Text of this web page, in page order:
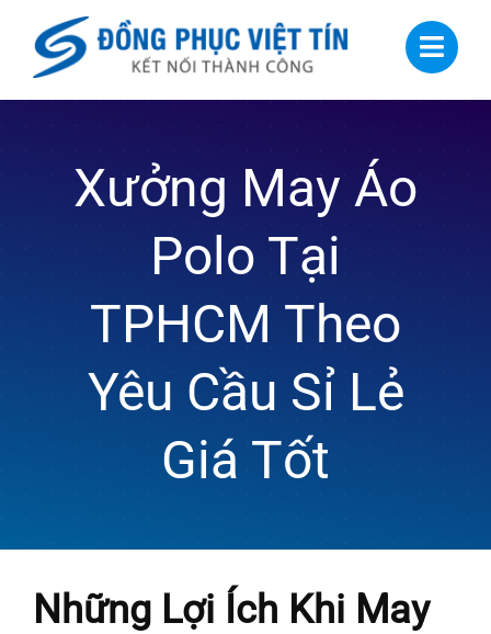
content
Xưởng May Áo
Polo Tại
TPHCM Theo
Yêu Cầu Sỉ Lẻ
Giá Tốt
Những Lợi Ích Khi May